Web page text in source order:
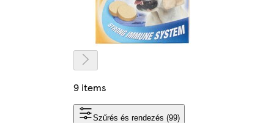
9 items
Szűrés és rendezés (99)